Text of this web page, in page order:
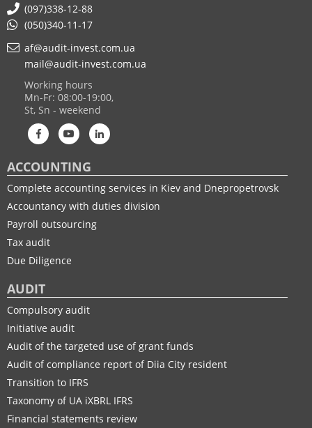
(097)338-12-88
(050)340-11-17
af@audit-invest.com.ua
mail@audit-invest.com.ua
Working hours
Mn-Fr: 08:00-19:00,
St, Sn - weekend
ACCOUNTING
Complete accounting services in Kiev and Dnepropetrovsk
Accountancy with duties division
Payroll outsourcing
Tax audit
Due Diligence
AUDIT
Compulsory audit
Initiative audit
Audit of the targeted use of grant funds
Audit of compliance report of Diia City resident
Transition to IFRS
Taxonomy of UA іXBRL IFRS
Financial statements review